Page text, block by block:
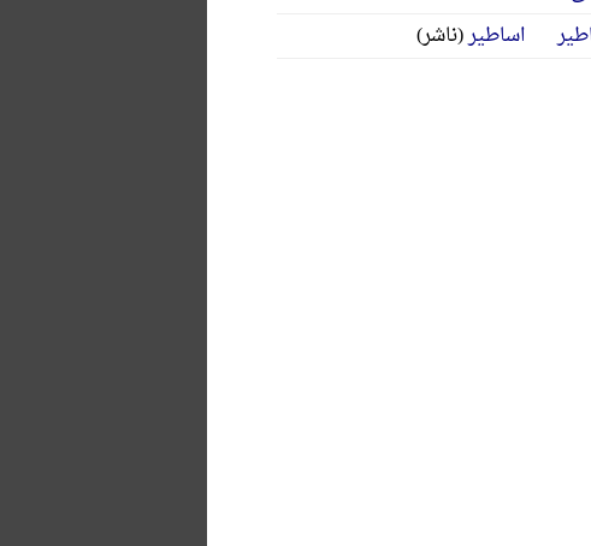
اساطیر(ناشر)